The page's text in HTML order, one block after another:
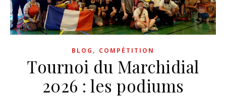
BLOG , COMPÉTITION
Tournoi du Marchidial
2026 : les podiums